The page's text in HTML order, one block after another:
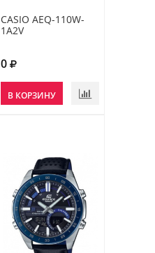
CASIO AEQ-110W-
1A2V
0
В КОРЗИНУ